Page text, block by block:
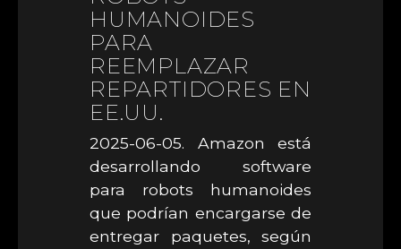
HUMANOIDES
PARA
REEMPLAZAR
REPARTIDORES EN
EE.UU.
2025-06-05. Amazon está
desarrollando software
para robots humanoides
que podrían encargarse de
entregar paquetes, según